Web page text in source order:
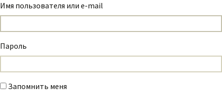
Имя пользователя или e-mail
Пароль
Запомнить меня